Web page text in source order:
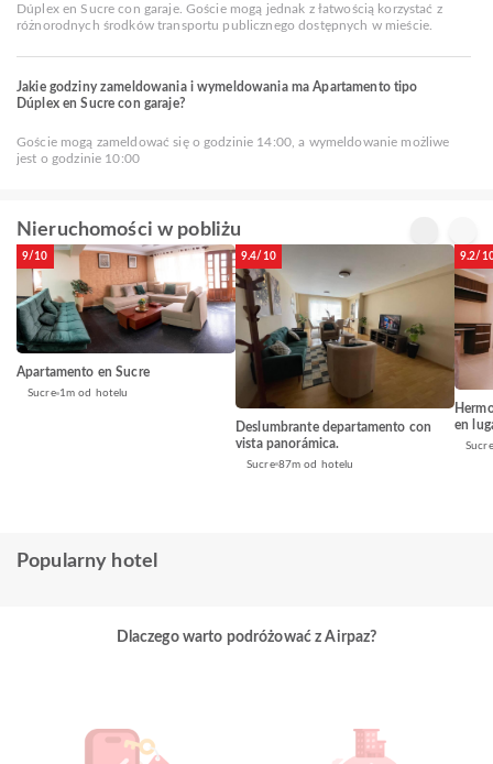
Dúplex en Sucre con garaje. Goście mogą jednak z łatwością korzystać z
różnorodnych środków transportu publicznego dostępnych w mieście.
Jakie godziny zameldowania i wymeldowania ma Apartamento tipo
Dúplex en Sucre con garaje?
Goście mogą zameldować się o godzinie 14:00, a wymeldowanie możliwe
jest o godzinie 10:00
Nieruchomości w pobliżu
9/10
Apartamento en Sucre
Sucre 1m od hotelu
9.4/10
Deslumbrante departamento con
vista panorámica.
Sucre 87m od hotelu
9.2/
en
Sucre
Popularny hotel
Dlaczego warto podróżować z Airpaz?